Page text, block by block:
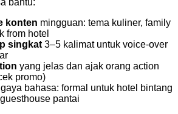
bantu:
konten mingguan: tema kuliner, family
from hotel
singkat 3–5 kalimat untuk voice-over
yang jelas dan ajak orang action
promo)
bahasa: formal untuk hotel bintang
pantai